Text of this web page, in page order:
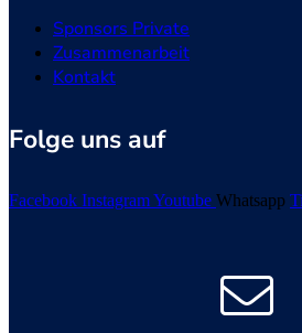
Sponsors Private
Zusammenarbeit
Kontakt
Folge uns auf
Facebook InstagramYoutube Whatsapp